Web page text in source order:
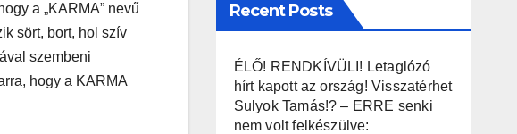
a „KARMA” nevű
sört, bort, hol szív
szembeni
hogy a KARMA
Recent Posts
ÉLŐ! RENDKÍVÜLI! Letaglózó
hírt kapott az ország! Visszatérhet
Sulyok Tamás!? – ERRE senki
nem volt felkészülve: